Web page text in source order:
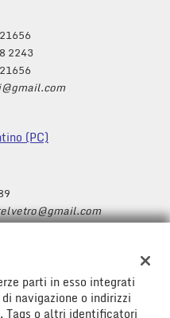
2243
(PC)
parti in esso integrati
navigazione o indirizzi
Tags o altri identificatori